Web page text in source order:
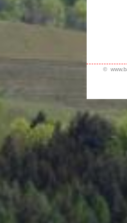
©